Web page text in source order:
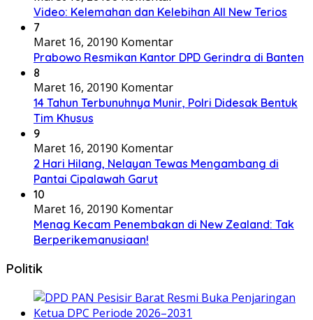
Video: Kelemahan dan Kelebihan All New Terios
7
Maret 16, 20190 Komentar
Prabowo Resmikan Kantor DPD Gerindra di Banten
8
Maret 16, 20190 Komentar
14 Tahun Terbunuhnya Munir, Polri Didesak Bentuk
Tim Khusus
9
Maret 16, 20190 Komentar
2 Hari Hilang, Nelayan Tewas Mengambang di
Pantai Cipalawah Garut
10
Maret 16, 20190 Komentar
Menag Kecam Penembakan di New Zealand: Tak
Berperikemanusiaan!
Politik